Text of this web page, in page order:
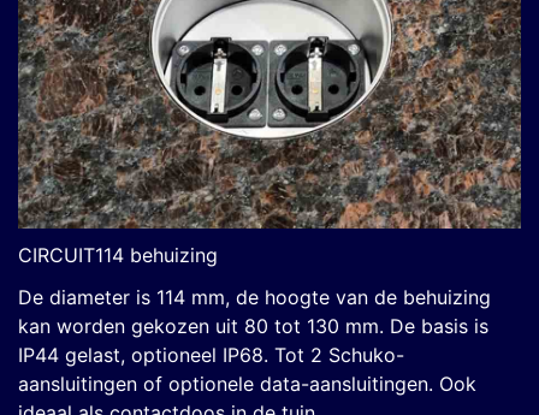
CIRCUIT114 behuizing
De diameter is 114 mm, de hoogte van de behuizing
kan worden gekozen uit 80 tot 130 mm. De basis is
IP44 gelast, optioneel IP68. Tot 2 Schuko-
aansluitingen of optionele data-aansluitingen. Ook